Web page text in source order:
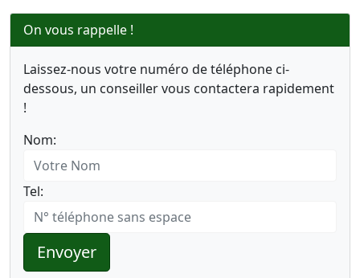
On vous rappelle !
Laissez-nous votre numéro de téléphone ci-
dessous, un conseiller vous contactera rapidement
!
Nom:
Tel:
Envoyer